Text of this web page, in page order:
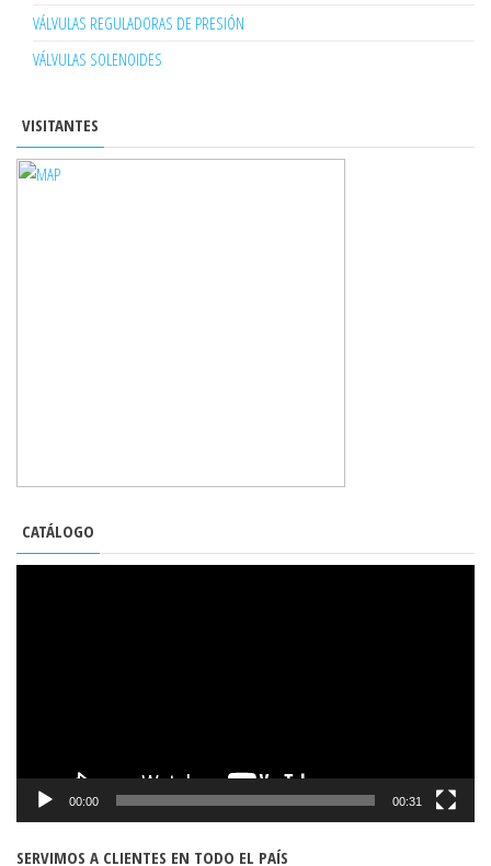
VÁLVULAS REGULADORAS DE PRESIÓN
VÁLVULAS SOLENOIDES
VISITANTES
CATÁLOGO
00:00 00:31
SERVIMOS A CLIENTES EN TODO EL PAÍS